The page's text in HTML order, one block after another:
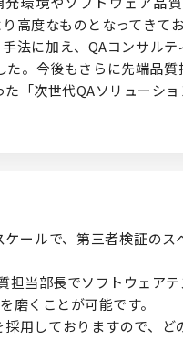
高度なものとなってきてお
法に加え、QAコンサル
。今後もさらに先端品
「次世代QAソリューシ
ールで、第三者検証の
担当部長でソフトウェア
磨くことが可能です。
用しておりますので、